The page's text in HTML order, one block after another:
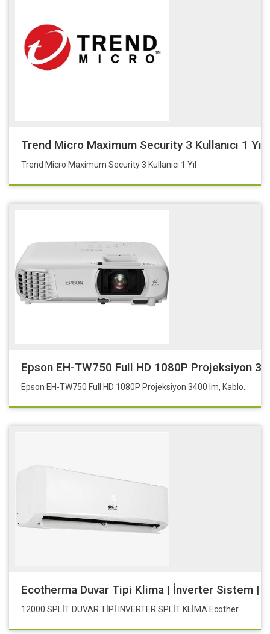
Trend Micro Maximum Security 3 Kullanıcı 1 Yıl
Trend Micro Maximum Security 3 Kullanıcı 1 Yıl
Epson EH-TW750 Full HD 1080P Projeksiyon
Ecotherma Duvar Tipi Klima | İnverter Sistem |